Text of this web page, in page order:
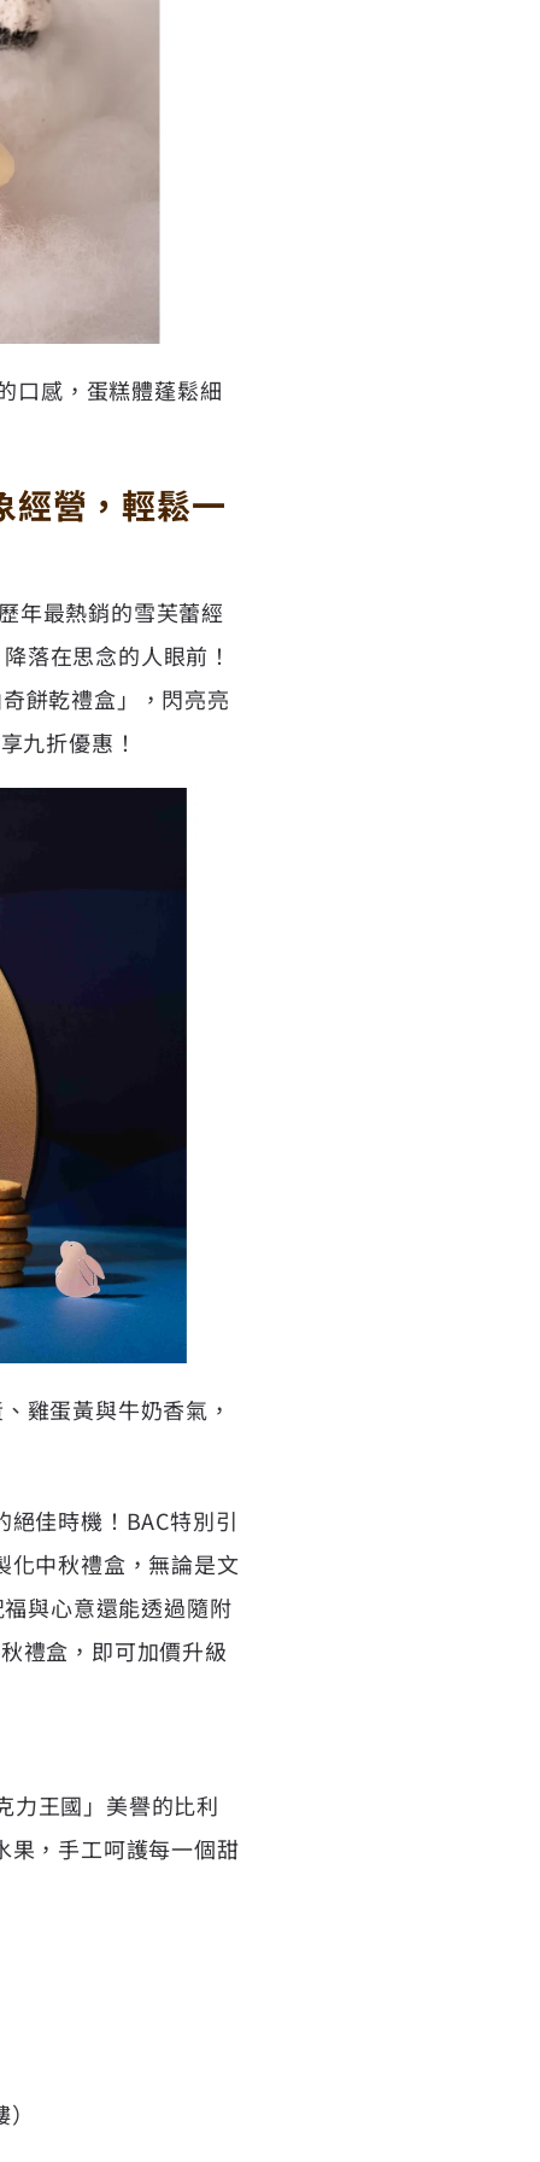
口感，蛋糕體蓬鬆細
經營，輕鬆一
年最熱銷的雪芙蕾經
落在思念的人眼前！
餅乾禮盒」，閃亮亮
九折優惠！
雞蛋黃與牛奶香氣，
佳時機！BAC特別引
化中秋禮盒，無論是文
與心意還能透過隨附
禮盒，即可加價升級
力王國」美譽的比利
果，手工呵護每一個甜